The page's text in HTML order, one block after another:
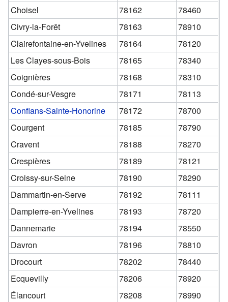
Choisel
78162
78460
Civry-la-Forêt
78163
78910
Clairefontaine-en-Yvelines
78164
78120
Les Clayes-sous-Bois
78165
78340
Coignières
78168
78310
Condé-sur-Vesgre
78171
78113
Conflans-Sainte-Honorine
78172
78700
Courgent
78185
78790
Cravent
78188
78270
Crespières
78189
78121
Croissy-sur-Seine
78190
78290
Dammartin-en-Serve
78192
78111
Dampierre-en-Yvelines
78193
78720
Dannemarie
78194
78550
Davron
78196
78810
Drocourt
78202
78440
Ecquevilly
78206
78920
Élancourt
78208
78990